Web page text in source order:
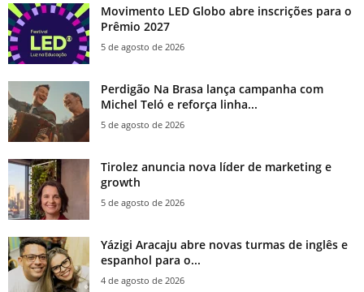
Movimento LED Globo abre inscrições para o
Prêmio 2027
5 de agosto de 2026
Perdigão Na Brasa lança campanha com
Michel Teló e reforça linha...
5 de agosto de 2026
Tirolez anuncia nova líder de marketing e
growth
5 de agosto de 2026
Yázigi Aracaju abre novas turmas de inglês e
espanhol para o...
4 de agosto de 2026